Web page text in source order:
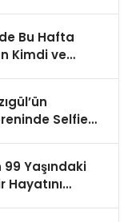
Bu Hafta
Kimdi ve
Selfie
99 Yaşındaki
Hayatını